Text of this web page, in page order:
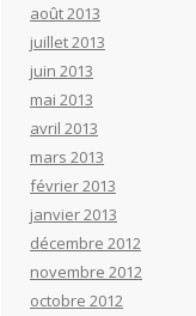
août 2013
juillet 2013
juin 2013
mai 2013
avril 2013
mars 2013
février 2013
janvier 2013
décembre 2012
novembre 2012
octobre 2012